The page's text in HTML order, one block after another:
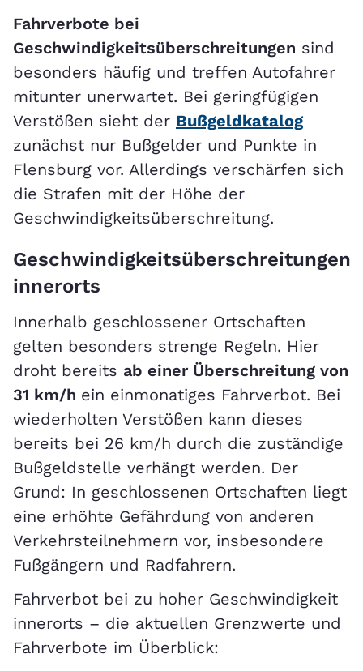
Fahrverbote bei
Geschwindigkeitsüberschreitungen sind
besonders häufig und treffen Autofahrer
mitunter unerwartet. Bei geringfügigen
Verstößen sieht der Bußgeldkatalog
zunächst nur Bußgelder und Punkte in
Flensburg vor. Allerdings verschärfen sich
die Strafen mit der Höhe der
Geschwindigkeitsüberschreitung.
Geschwindigkeitsüberschreitungen
innerorts
Innerhalb geschlossener Ortschaften
gelten besonders strenge Regeln. Hier
droht bereits ab einer Überschreitung von
31 km/h ein einmonatiges Fahrverbot. Bei
wiederholten Verstößen kann dieses
bereits bei 26 km/h durch die zuständige
Bußgeldstelle verhängt werden. Der
Grund: In geschlossenen Ortschaften liegt
eine erhöhte Gefährdung von anderen
Verkehrsteilnehmern vor, insbesondere
Fußgängern und Radfahrern.
Fahrverbot bei zu hoher Geschwindigkeit
innerorts – die aktuellen Grenzwerte und
Fahrverbote im Überblick: